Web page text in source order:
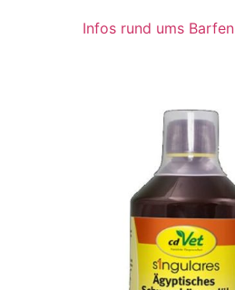
Infos rund ums Barfen